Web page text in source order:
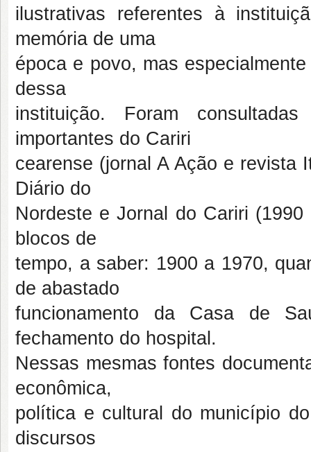
ilustrativas referentes à
memória de uma
época e povo, mas
dessa
instituição. Foram
importantes do Cariri
cearense (jornal A Ação e revista
Diário do
Nordeste e Jornal do Cariri
blocos de
tempo, a saber: 1900 a 1970,
de abastado
funcionamento da Casa de
fechamento do hospital.
Nessas mesmas fontes
econômica,
política e cultural do município
discursos